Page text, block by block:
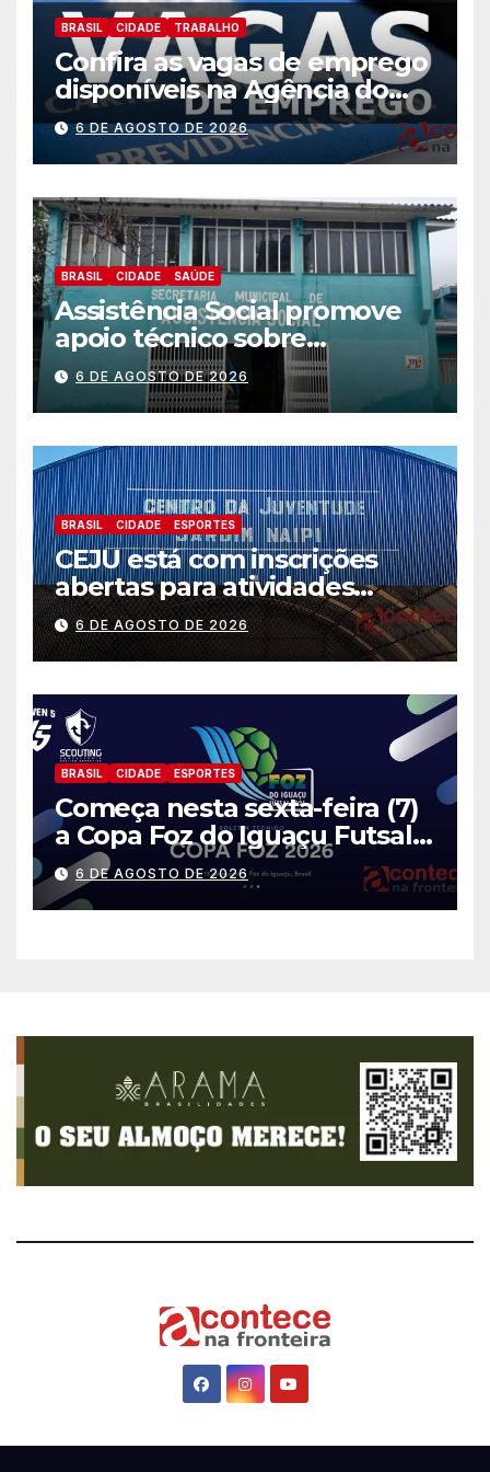
BRASIL CIDADE TRABALHO
Confira as vagas de emprego
disponíveis na Agência do
Trabalhador
6 DE AGOSTO DE 2026
BRASIL CIDADE SAÚDE
Assistência Social promove
apoio técnico sobre
preparação e resposta a
situações de emergência e
calamidade pública
6 DE AGOSTO DE 2026
BRASIL CIDADE ESPORTES
CEJU está com inscrições
abertas para atividades
gratuitas
6 DE AGOSTO DE 2026
BRASIL CIDADE ESPORTES
Começa nesta sexta-feira (7)
a Copa Foz do Iguaçu Futsal
2026 com equipes de quatro
países
6 DE AGOSTO DE 2026